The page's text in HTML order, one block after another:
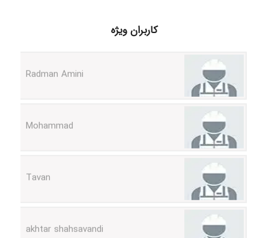
کاربران ویژه